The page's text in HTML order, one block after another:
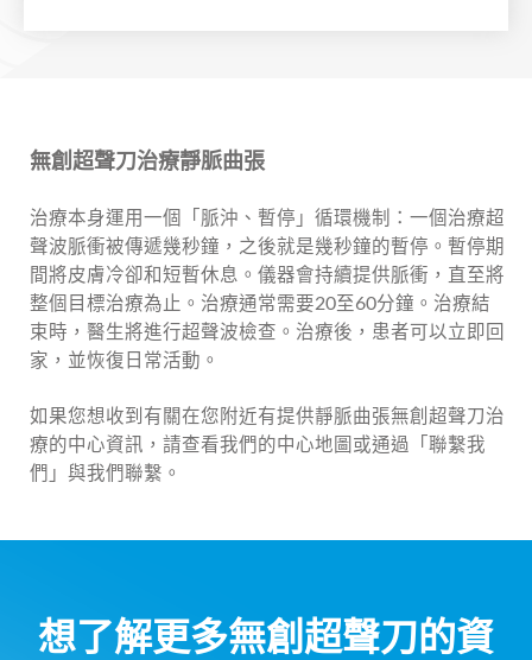
無創超聲刀治療靜脈曲張
治療本身運用一個「脈沖、暫停」循環機制：一個治療超
聲波脈衝被傳遞幾秒鐘，之後就是幾秒鐘的暫停。暫停期
間將皮膚冷卻和短暫休息。儀器會持續提供脈衝，直至將
整個目標治療為止。治療通常需要20至60分鐘。治療結
束時，醫生將進行超聲波檢查。治療後，患者可以立即回
家，並恢復日常活動。
如果您想收到有關在您附近有提供靜脈曲張無創超聲刀治
療的中心資訊，請查看我們的中心地圖或通過「聯繫我
們」與我們聯繫。
想了解更多無創超聲刀的資